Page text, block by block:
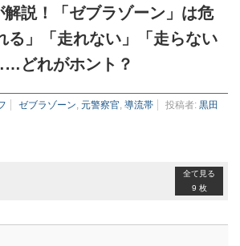
解説！「ゼブラゾーン」は危
る」「走れない」「走らない
どれがホント？
ゼブラゾーン 元警察官 導流帯 投稿者: 黒田
全て見る
9 枚